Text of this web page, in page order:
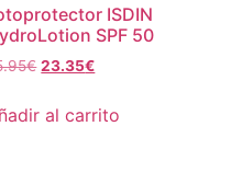
ISDIN
SPF 50
€ 23.35€
al carrito